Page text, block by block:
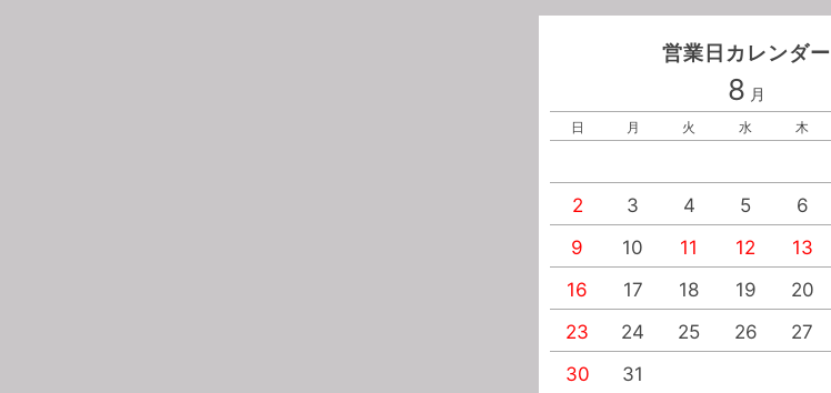
営業日カレンダー
8 月
日 月 火 水 木
2
3 4 5 6
9
10 11 12 13
16
17 18 19 20
23
24 25 26 27
30
31